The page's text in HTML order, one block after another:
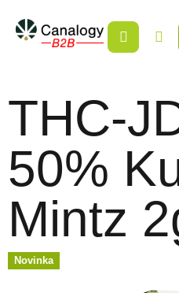
obsah
NÁKUPNÍ
KOŠÍK
THC-
50%
Mintz
Novinka